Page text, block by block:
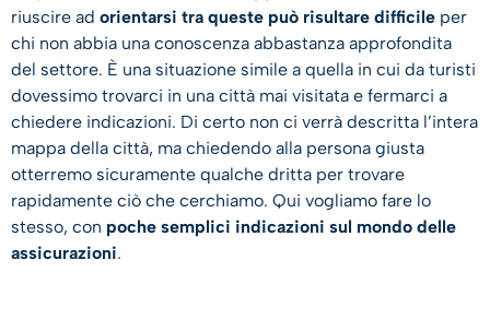
riuscire ad orientarsi tra queste può risultare difficile per
chi non abbia una conoscenza abbastanza approfondita
del settore. È una situazione simile a quella in cui da turisti
dovessimo trovarci in una città mai visitata e fermarci a
chiedere indicazioni. Di certo non ci verrà descritta l’intera
mappa della città, ma chiedendo alla persona giusta
otterremo sicuramente qualche dritta per trovare
rapidamente ciò che cerchiamo. Qui vogliamo fare lo
stesso, con poche semplici indicazioni sul mondo delle
assicurazioni.